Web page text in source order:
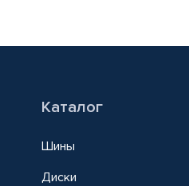
Каталог
Шины
Диски